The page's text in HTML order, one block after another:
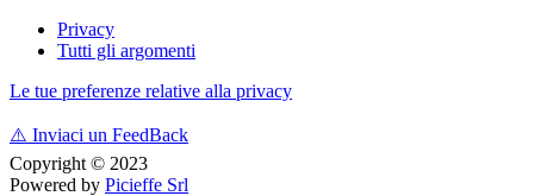
Privacy
Tutti gli argomenti
Le tue preferenze relative alla privacy
⚠️ Inviaci un FeedBack
Copyright © 2023
Powered by Picieffe Srl